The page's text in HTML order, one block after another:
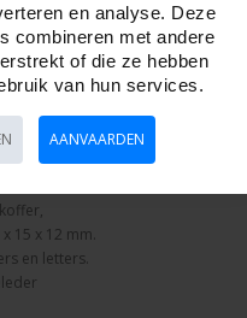
15 x 12 mm.
en letters.
en analyse. Deze
combineren met andere
of die ze hebben
van hun services.
AANVAARDEN